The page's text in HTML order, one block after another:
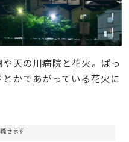
天の川病院と花火。ぱっ
かであがっている花火に
きます